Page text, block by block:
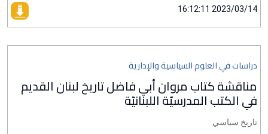
2023/03/14 16:12:11
دراسات في العلوم السياسية والإدارية
مناقشة كتاب مروان أبي فاضل تاريخ لبنان القديم
في الكتب المدرسيّة اللبنانيّة
تاريخ سياسي